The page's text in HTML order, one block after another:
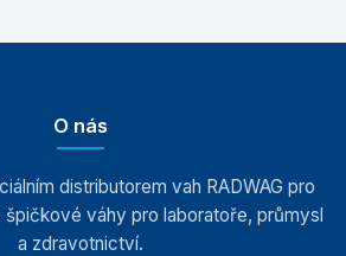
O nás
distributorem vah RADWAG pro
váhy pro laboratoře, průmysl
a zdravotnictví.